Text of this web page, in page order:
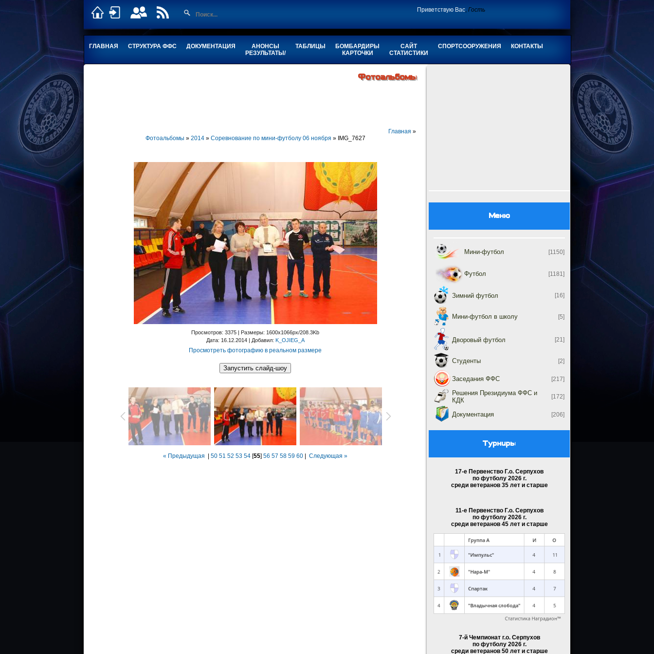
Приветствую Вас,Гость
ГЛАВНАЯ СТРУКТУРА ФФС ДОКУМЕНТАЦИЯ
АНОНСЫ
РЕЗУЛЬТАТЫ/
ТАБЛИЦЫ
БОМБАРДИРЫ
КАРТОЧКИ
САЙТ
СТАТИСТИКИ
СПОРТСООРУЖЕНИЯ КОНТАКТЫ
Фотоальбомы
Главная »
Фотоальбомы » 2014» Соревнование по мини-футболу 06 ноября » IMG_7627
Просмотров: 3375 | Размеры: 1600x1066px/208.3Kb
Дата: 16.12.2014 | Добавил: K_OJIEG_A
Просмотреть фотографию в реальном размере
« Предыдущая 50 51 52 53 54 [55] 56 57 58 59 60 Следующая »
Меню
Мини-футбол [1150]
Футбол [1181]
Зимний футбол [16]
Мини-футбол в школу [5]
Дворовый футбол [21]
Студенты [2]
Заседания ФФС [217]
Решения Президиума ФФС и
КДК
[172]
Документация [206]
Турниры
17-е Первенство Г.о. Серпухов
по футболу 2026 г.
среди ветеранов 35 лет и старше
11-е Первенство Г.о. Серпухов
по футболу 2026 г.
среди ветеранов 45 лет и старше
7-й Чемпионат г.о. Серпухов
по футболу 2026 г.
среди ветеранов 50 лет и старше